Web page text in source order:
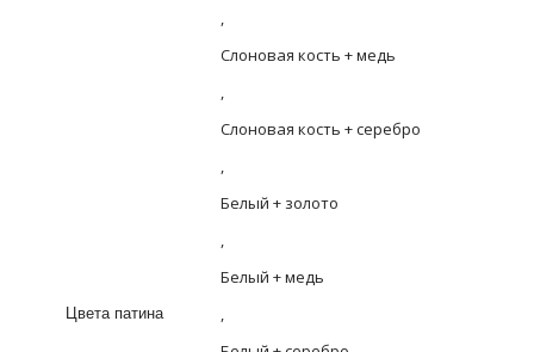
Цвета патина
,
Слоновая кость + медь
,
Слоновая кость + серебро
,
Белый + золото
,
Белый + медь
,